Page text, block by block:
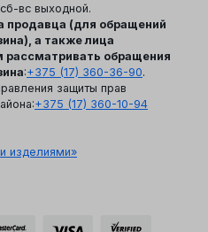
вс выходной.
продавца (для обращений
а также лица
рассматривать обращения
:+375 (17) 360-36-90.
защиты прав
+375 (17) 360-10-94
изделиями»